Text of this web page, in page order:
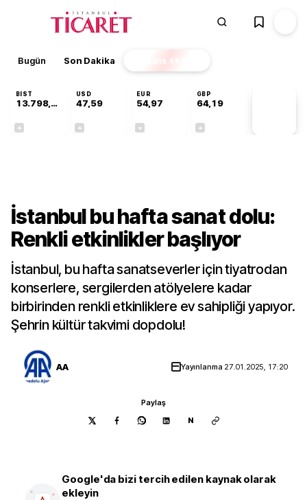
Bugün Son Dakika Finans EKSTRA
BIST
13.798,82
USD
47,59
EUR
54,97
GBP
64,19
İstanbul bu hafta sanat dolu:
Renkli etkinlikler başlıyor
İstanbul, bu hafta sanatseverler için tiyatrodan
konserlere, sergilerden atölyelere kadar
birbirinden renkli etkinliklere ev sahipliği yapıyor.
Şehrin kültür takvimi dopdolu!
AA Yayınlanma 27.01.2025, 17:20
Paylaş
N
Google'da bizi tercih edilen kaynak olarak
ekleyin